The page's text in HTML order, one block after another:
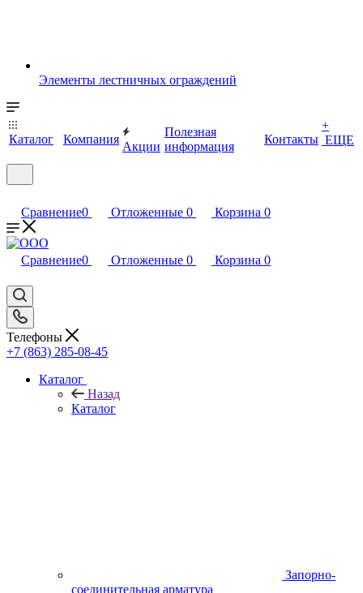
Элементы лестничных ограждений
Каталог Компания
Акции
Полезная
информация
Контакты
+
ЕЩЕ
Сравнение0 Отложенные 0 Корзина 0
Сравнение0 Отложенные 0 Корзина 0
Телефоны
+7 (863) 285-08-45
Каталог
Назад
Каталог
Запорно-
соединительная арматура